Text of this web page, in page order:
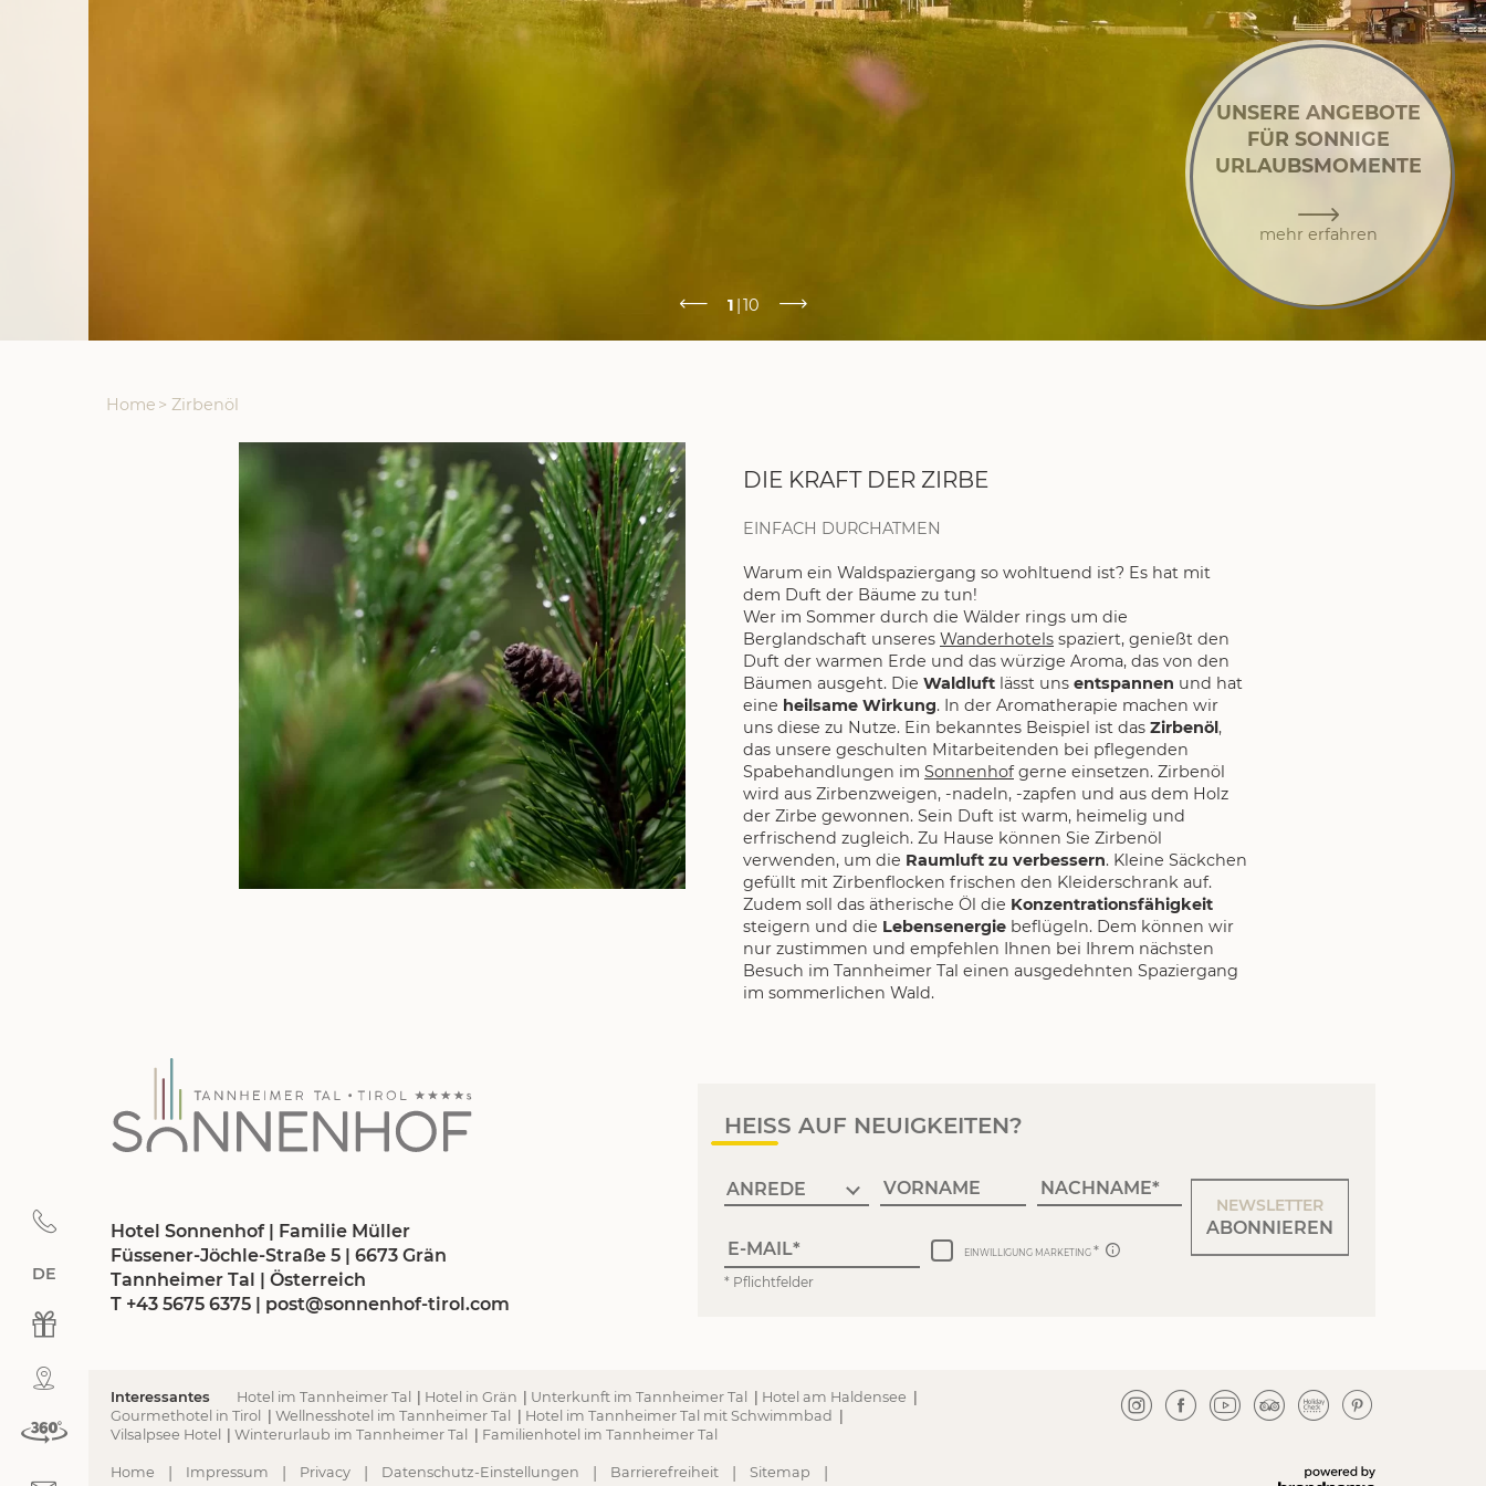
DE
Deutsch
1 |10
UNSERE ANGEBOTE
FÜR SONNIGE
URLAUBSMOMENTE
mehr erfahren
Home > Zirbenöl
DIE KRAFT DER ZIRBE
EINFACH DURCHATMEN
Warum ein Waldspaziergang so wohltuend ist? Es hat mit
dem Duft der Bäume zu tun!
Wer im Sommer durch die Wälder rings um die
Berglandschaft unseres Wanderhotels spaziert, genießt den
Duft der warmen Erde und das würzige Aroma, das von den
Bäumen ausgeht. Die Waldluft lässt uns entspannen und hat
eine heilsame Wirkung. In der Aromatherapie machen wir
uns diese zu Nutze. Ein bekanntes Beispiel ist das Zirbenöl,
das unsere geschulten Mitarbeitenden bei pflegenden
Spabehandlungen im Sonnenhofgerne einsetzen. Zirbenöl
wird aus Zirbenzweigen, -nadeln, -zapfen und aus dem Holz
der Zirbe gewonnen. Sein Duft ist warm, heimelig und
erfrischend zugleich. Zu Hause können Sie Zirbenöl
verwenden, um die Raumluft zu verbessern. Kleine Säckchen
gefüllt mit Zirbenflocken frischen den Kleiderschrank auf.
Zudem soll das ätherische Öl die Konzentrationsfähigkeit
steigern und die Lebensenergie beflügeln. Dem können wir
nur zustimmen und empfehlen Ihnen bei Ihrem nächsten
Besuch im Tannheimer Tal einen ausgedehnten Spaziergang
im sommerlichen Wald.
Hotel Sonnenhof | Familie Müller
Füssener-Jöchle-Straße 5 | 6673 Grän
Tannheimer Tal | Österreich
T +43 5675 6375 | post@sonnenhof-tirol.com
HEISS AUF NEUIGKEITEN?
VORNAME NACHNAME
E-MAIL EINWILLIGUNG MARKETING
* Pflichtfelder
NEWSLETTER
ABONNIEREN
Interessantes Hotel im Tannheimer Tal Hotel in Grän Unterkunft im Tannheimer Tal Hotel am Haldensee
Gourmethotel in Tirol
Wellnesshotel im Tannheimer Tal Hotel im Tannheimer Tal mit Schwimmbad
Vilsalpsee Hotel
Winterurlaub im Tannheimer Tal Familienhotel im Tannheimer Tal
Home | Impressum | Privacy | Datenschutz-Einstellungen | Barrierefreiheit | Sitemap |